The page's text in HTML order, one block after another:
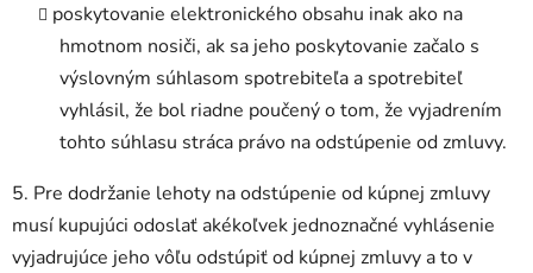
poskytovanie elektronického obsahu inak ako na
hmotnom nosiči, ak sa jeho poskytovanie začalo s
výslovným súhlasom spotrebiteľa a spotrebiteľ
vyhlásil, že bol riadne poučený o tom, že vyjadrením
tohto súhlasu stráca právo na odstúpenie od zmluvy.
5. Pre dodržanie lehoty na odstúpenie od kúpnej zmluvy
musí kupujúci odoslať akékoľvek jednoznačné vyhlásenie
vyjadrujúce jeho vôľu odstúpiť od kúpnej zmluvy a to v